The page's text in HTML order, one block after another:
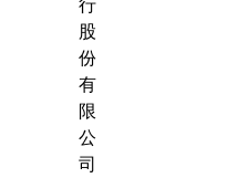
股
份
有
限
公
司